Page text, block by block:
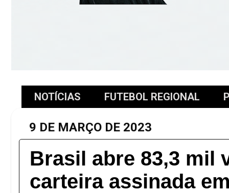
NOTÍCIAS FUTEBOL REGIONAL
9 DE MARÇO DE 2023
Brasil abre 83,3 mil
carteira assinada